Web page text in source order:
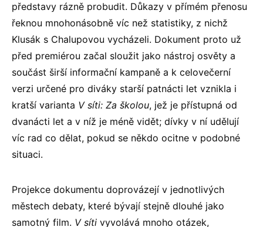
představy rázně probudit. Důkazy v přímém přenosu
řeknou mnohonásobně víc než statistiky, z nichž
Klusák s Chalupovou vycházeli. Dokument proto už
před premiérou začal sloužit jako nástroj osvěty a
součást širší informační kampaně a k celovečerní
verzi určené pro diváky starší patnácti let vznikla i
kratší varianta V síti: Za školou, jež je přístupná od
dvanácti let a v níž je méně vidět; dívky v ní udělují
víc rad co dělat, pokud se někdo ocitne v podobné
situaci.
Projekce dokumentu doprovázejí v jednotlivých
městech debaty, které bývají stejně dlouhé jako
samotný film. V síti vyvolává mnoho otázek,